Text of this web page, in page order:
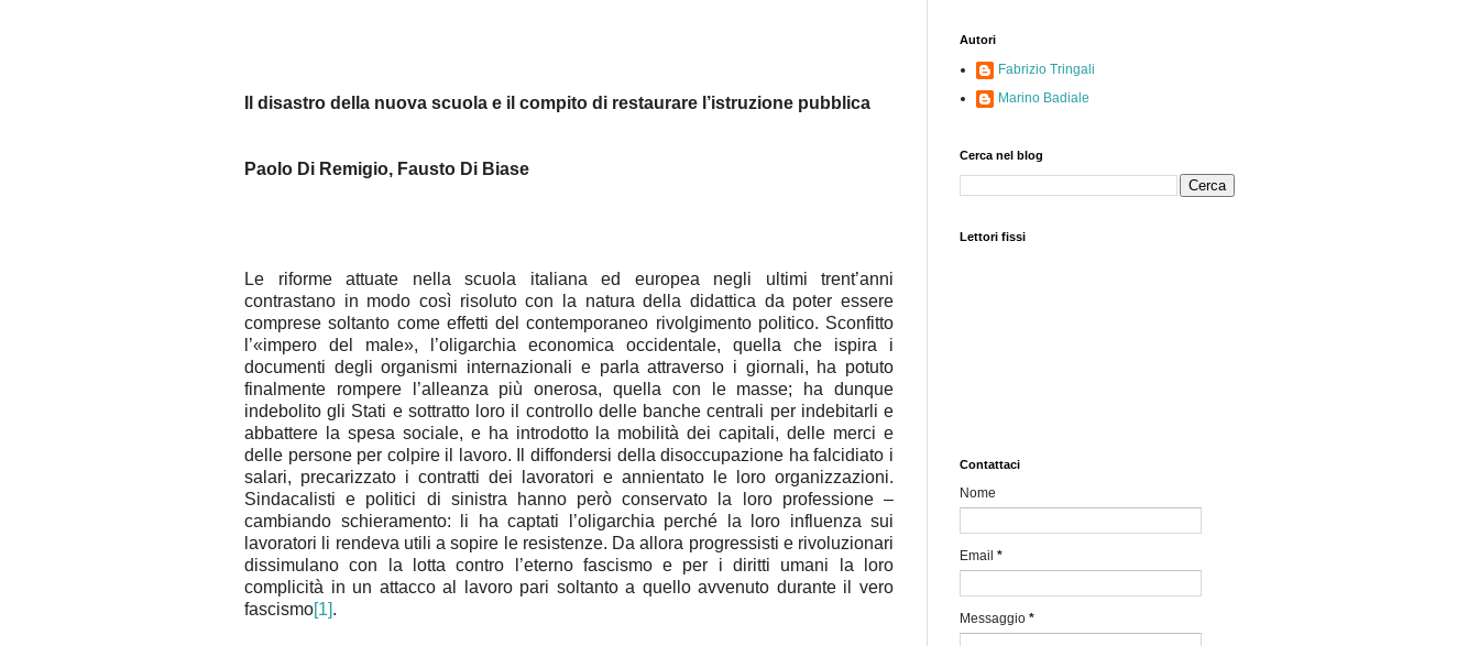
Il disastro della nuova scuola e il compito di restaurare l’istruzione pubblica
Paolo Di Remigio, Fausto Di Biase
Le riforme attuate nella scuola italiana ed europea negli ultimi trent’anni
contrastano in modo così risoluto con la natura della didattica da poter essere
comprese soltanto come effetti del contemporaneo rivolgimento politico. Sconfitto
l’«impero del male», l’oligarchia economica occidentale, quella che ispira i
documenti degli organismi internazionali e parla attraverso i giornali, ha potuto
finalmente rompere l’alleanza più onerosa, quella con le masse; ha dunque
indebolito gli Stati e sottratto loro il controllo delle banche centrali per indebitarli e
abbattere la spesa sociale, e ha introdotto la mobilità dei capitali, delle merci e
delle persone per colpire il lavoro. Il diffondersi della disoccupazione ha falcidiato i
salari, precarizzato i contratti dei lavoratori e annientato le loro organizzazioni.
Sindacalisti e politici di sinistra hanno però conservato la loro professione –
cambiando schieramento: li ha captati l’oligarchia perché la loro influenza sui
lavoratori li rendeva utili a sopire le resistenze. Da allora progressisti e rivoluzionari
dissimulano con la lotta contro l’eterno fascismo e per i diritti umani la loro
complicità in un attacco al lavoro pari soltanto a quello avvenuto durante il vero
fascismo[1].
Autori
Fabrizio Tringali
Marino Badiale
Cerca nel blog
Lettori fissi
Contattaci
Nome
Email *
Messaggio *